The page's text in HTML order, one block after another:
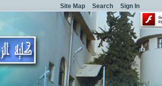
Site Map Search Sign In